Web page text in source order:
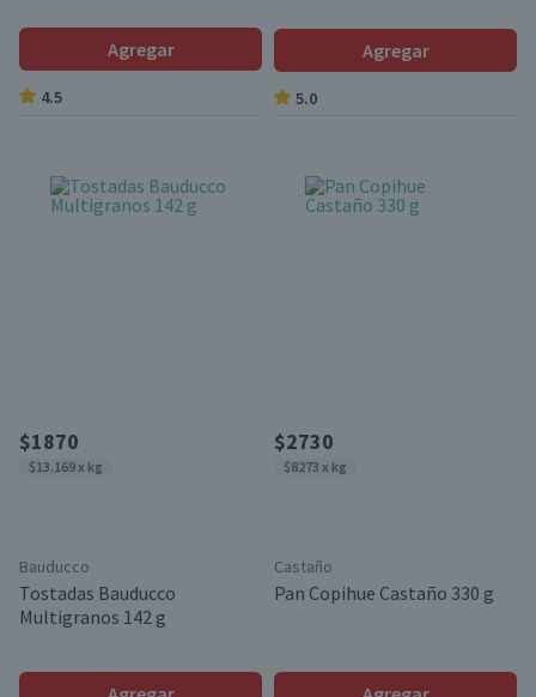
Agregar
4.5
Agregar
5.0
$1870
$13.169 x kg
Bauducco
Tostadas Bauducco
Multigranos 142 g
$2730
$8273 x kg
Castaño
Pan Copihue Castaño 330 g